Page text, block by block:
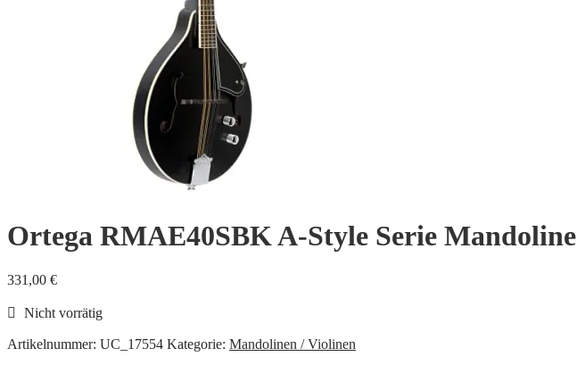
Ortega RMAE40SBK A-Style Serie Mandoline
331,00 €
Nicht vorrätig
Artikelnummer: UC_17554 Kategorie: Mandolinen / Violinen